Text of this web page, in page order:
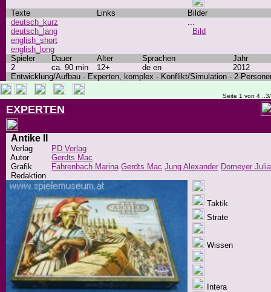
Texte Links
Bilder
deutsch_kurz
deutsch_lang
english_short
english_long
...
Bild
Spieler Dauer Alter Sprachen
Jahr
2
ca. 90 min 12+ de en
2012
Entwicklung/Aufbau - Experten, komplex - Konflikt/Simulation - 2-
Seite 1 von 4
EXPERTEN
Antike II
Verlag
PD Verlag
Autor
Gerdts Mac
Grafik
Fahrenbach Marina Gerdts Mac Jung Alexander Domeyer Julia
Redaktion
Taktik
Strate
Wissen
Intera